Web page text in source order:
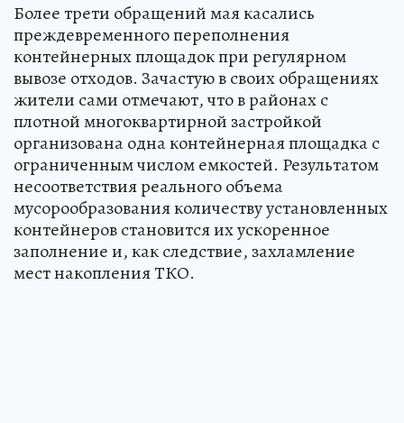
Более трети обращений мая касались
преждевременного переполнения
контейнерных площадок при регулярном
вывозе отходов. Зачастую в своих обращениях
жители сами отмечают, что в районах с
плотной многоквартирной застройкой
организована одна контейнерная площадка с
ограниченным числом емкостей. Результатом
несоответствия реального объема
мусорообразования количеству установленных
контейнеров становится их ускоренное
заполнение и, как следствие, захламление
мест накопления ТКО.